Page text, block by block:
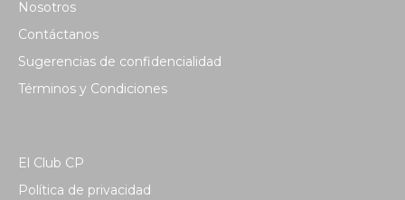
Nosotros
Contáctanos
Sugerencias de confidencialidad
Términos y Condiciones
El Club CP
Política de privacidad